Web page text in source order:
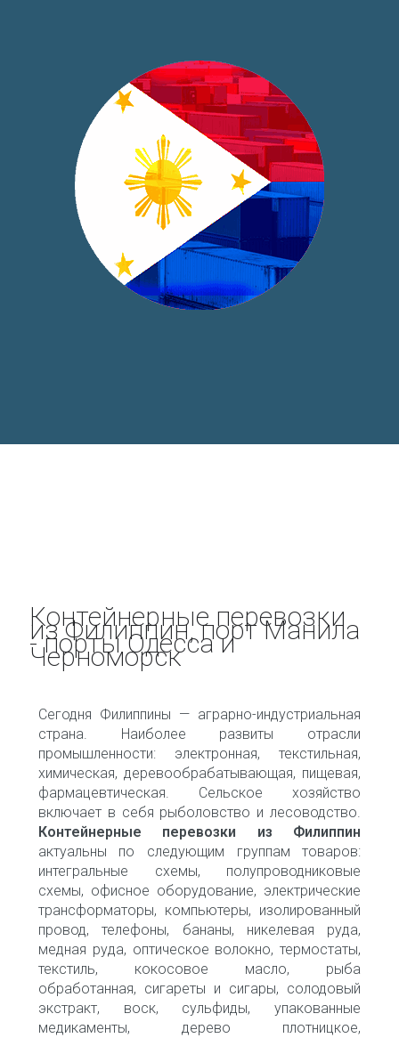
Контейнерные перевозки
из Филиппин, порт Манила
- порты Одесса и
Черноморск
Сегодня Филиппины — аграрно-индустриальная
страна. Наиболее развиты отрасли
промышленности: электронная, текстильная,
химическая, деревообрабатывающая, пищевая,
фармацевтическая. Сельское хозяйство
включает в себя рыболовство и лесоводство.
Контейнерные перевозки из Филиппин
актуальны по следующим группам товаров:
интегральные схемы, полупроводниковые
схемы, офисное оборудование, электрические
трансформаторы, компьютеры, изолированный
провод, телефоны, бананы, никелевая руда,
медная руда, оптическое волокно, термостаты,
текстиль, кокосовое масло, рыба
обработанная, сигареты и сигары, солодовый
экстракт, воск, сульфиды, упакованные
медикаменты, дерево плотницкое,